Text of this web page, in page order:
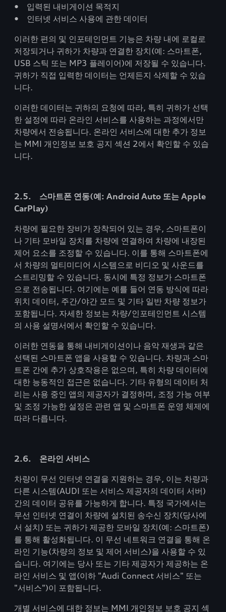
• 입력된 내비게이션 목적지
• 인터넷 서비스 사용에 관한 데이터
이러한 편의 및 인포테인먼트 기능은 차량 내에 로컬로
저장되거나 귀하가 차량과 연결한 장치(예: 스마트폰,
USB 스틱 또는 MP3 플레이어)에 저장될 수 있습니다.
귀하가 직접 입력한 데이터는 언제든지 삭제할 수 있습
니다.
이러한 데이터는 귀하의 요청에 따라, 특히 귀하가 선택
한 설정에 따라 온라인 서비스를 사용하는 과정에서만
차량에서 전송됩니다. 온라인 서비스에 대한 추가 정보
는 MMI 개인정보 보호 공지 섹션 2에서 확인할 수 있습
니다.
2.5. 스마트폰 연동(예: Android Auto 또는 Apple
CarPlay)
차량에 필요한 장비가 장착되어 있는 경우, 스마트폰이
나 기타 모바일 장치를 차량에 연결하여 차량에 내장된
제어 요소를 조정할 수 있습니다. 이를 통해 스마트폰에
서 차량의 멀티미디어 시스템으로 비디오 및 사운드를
스트리밍할 수 있습니다. 동시에 특정 정보가 스마트폰
으로 전송됩니다. 여기에는 예를 들어 연동 방식에 따라
위치 데이터, 주간/야간 모드 및 기타 일반 차량 정보가
포함됩니다. 자세한 정보는 차량/인포테인먼트 시스템
의 사용 설명서에서 확인할 수 있습니다.
이러한 연동을 통해 내비게이션이나 음악 재생과 같은
선택된 스마트폰 앱을 사용할 수 있습니다. 차량과 스마
트폰 간에 추가 상호작용은 없으며, 특히 차량 데이터에
대한 능동적인 접근은 없습니다. 기타 유형의 데이터 처
리는 사용 중인 앱의 제공자가 결정하며, 조정 가능 여부
및 조정 가능한 설정은 관련 앱 및 스마트폰 운영 체제에
따라 다릅니다.
2.6. 온라인 서비스
차량이 무선 인터넷 연결을 지원하는 경우, 이는 차량과
다른 시스템(AUDI 또는 서비스 제공자의 데이터 서버)
간의 데이터 공유를 가능하게 합니다. 특정 국가에서는
무선 인터넷 연결이 차량에 설치된 송수신 장치(당사에
서 설치) 또는 귀하가 제공한 모바일 장치(예: 스마트폰)
를 통해 활성화됩니다. 이 무선 네트워크 연결을 통해 온
라인 기능(차량의 정보 및 제어 서비스)을 사용할 수 있
습니다. 여기에는 당사 또는 기타 제공자가 제공하는 온
라인 서비스 및 앱(이하 "Audi Connect 서비스" 또는
"서비스")이 포함됩니다.
개별 서비스에 대한 정보는 MMI 개인정보 보호 공지 섹